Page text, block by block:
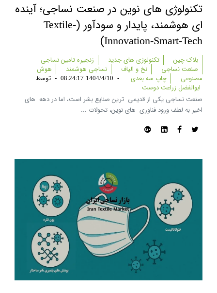
تکنولوژی های نوین در صنعت نساجی؛ آینده
ای هوشمند، پایدار و سودآور (textile-
Innovation-Smart-Tech)
بلاک چین تکنولوژی های جدید
زنجیره تامین نساجی
صنعت نساجی
نخ و الیاف نساجی هوشمند
هوش
مصنوعی
چاپ سه بعدی -
1404/4/10 08:24:17
- توسط
ابوالفضل زراعت دوست
صنعت نساجی یکی از قدیمی ‌ ترین صنایع بشر است، اما در دهه ‌ های
اخیر به لطف ورود فناوری ‌ های نوین، تحولات ...